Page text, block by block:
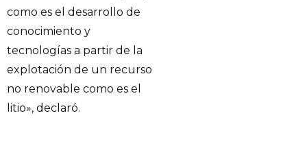
como es el desarrollo de
conocimiento y
tecnologías a partir de la
explotación de un recurso
no renovable como es el
litio», declaró.